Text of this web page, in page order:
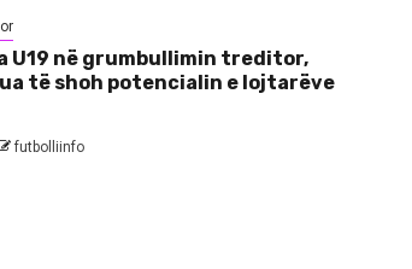
U19 në grumbullimin treditor,
të shoh potencialin e lojtarëve
futbolliinfo